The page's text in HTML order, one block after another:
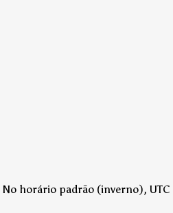
No horário padrão (inverno),